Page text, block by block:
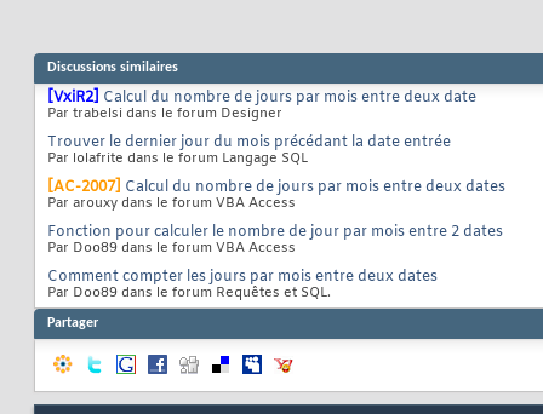
Discussions similaires
[VxiR2] Calcul du nombre de jours par mois entre deux date
Par trabelsi dans le forum Designer
Trouver le dernier jour du mois précédant la date entrée
Par lolafrite dans le forum Langage SQL
[AC-2007] Calcul du nombre de jours par mois entre deux dates
Par arouxy dans le forum VBA Access
Fonction pour calculer le nombre de jour par mois entre 2 dates
Par Doo89 dans le forum VBA Access
Comment compter les jours par mois entre deux dates
Par Doo89 dans le forum Requêtes et SQL.
Partager